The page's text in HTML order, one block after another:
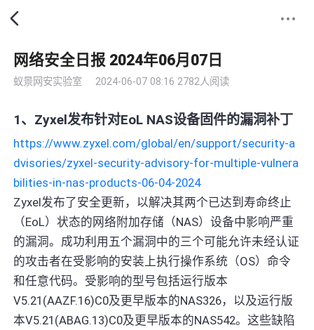
网络安全日报 2024年06月07日
蚁景网安实验室 2024-06-07 08:16 2782人阅读
1、Zyxel发布针对EoL NAS设备固件的漏洞补丁
https://www.zyxel.com/global/en/support/security-a
dvisories/zyxel-security-advisory-for-multiple-vulnera
bilities-in-nas-products-06-04-2024
Zyxel发布了安全更新，以解决其两个已达到寿命终止
（EoL）状态的网络附加存储（NAS）设备中影响严重
的漏洞。成功利用五个漏洞中的三个可能允许未经认证
的攻击者在受影响的安装上执行操作系统（OS）命令
和任意代码。受影响的型号包括运行版本
V5.21(AAZF.16)C0及更早版本的NAS326，以及运行版
本V5.21(ABAG.13)C0及更早版本的NAS542。这些缺陷